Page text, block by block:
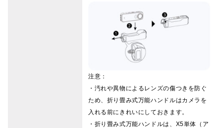
注意：
・汚れや異物によるレンズの傷つきを防ぐ
ため、折り畳み式万能ハンドルはカメラを
入れる前にきれいにしておきます。
・折り畳み式万能ハンドルは、X5単体（ア